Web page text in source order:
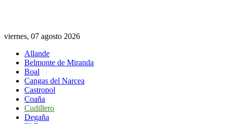
viernes, 07 agosto 2026
Allande
Belmonte de Miranda
Boal
Cangas del Narcea
Castropol
Coaña
Cudillero
Degaña